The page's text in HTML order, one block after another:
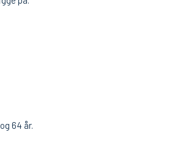
64 år.